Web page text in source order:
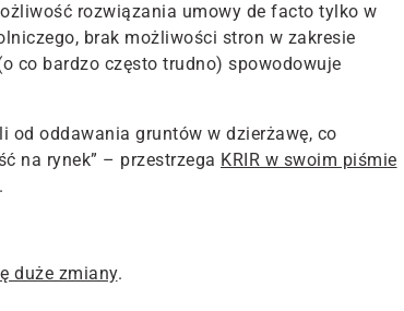
rozwiązania umowy de facto tylko w
brak możliwości stron w zakresie
co bardzo często trudno) spowodowuje
od oddawania gruntów w dzierżawę, co
na rynek” – przestrzega KRIR w swoim piśmie
.
duże zmiany.